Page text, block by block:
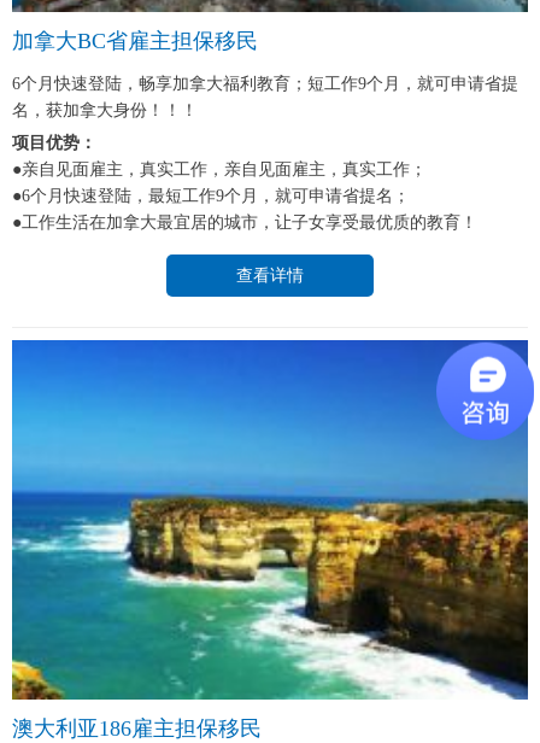
加拿大BC省雇主担保移民
6个月快速登陆，畅享加拿大福利教育；短工作9个月，就可申请省提
名，获加拿大身份！！！
项目优势：
●亲自见面雇主，真实工作，亲自见面雇主，真实工作；
●6个月快速登陆，最短工作9个月，就可申请省提名；
●工作生活在加拿大最宜居的城市，让子女享受最优质的教育！
查看详情
澳大利亚186雇主担保移民